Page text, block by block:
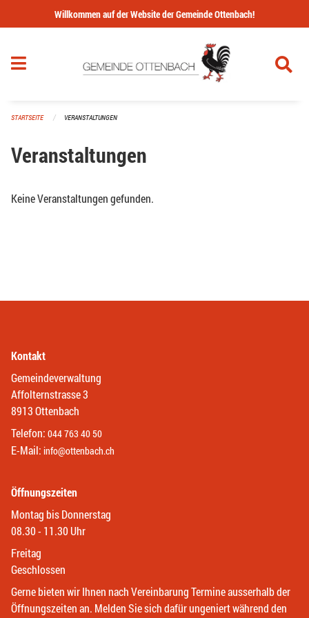
Navigation überspringen
Willkommen auf der Website der Gemeinde Ottenbach!
STARTSEITE VERANSTALTUNGEN
Veranstaltungen
Keine Veranstaltungen gefunden.
Kontakt
Gemeindeverwaltung
Affolternstrasse 3
8913 Ottenbach
Telefon: 044 763 40 50
E-Mail: info@ottenbach.ch
Öffnungszeiten
Montag bis Donnerstag
08.30 - 11.30 Uhr
Freitag
Geschlossen
Gerne bieten wir Ihnen nach Vereinbarung Termine ausserhalb der
Öffnungszeiten an. Melden Sie sich dafür ungeniert während den